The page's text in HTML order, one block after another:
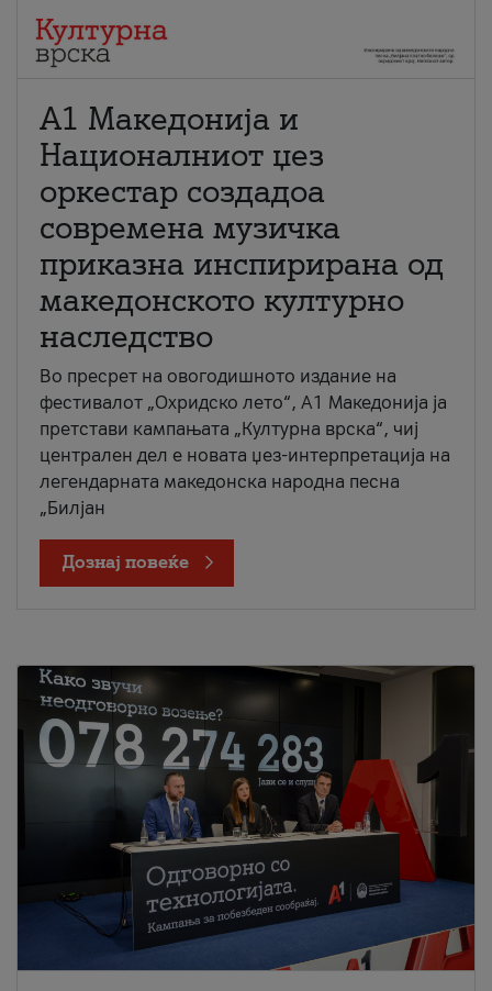
А1 Македонија и
Националниот џез
оркестар создадоа
современа музичка
приказна инспирирана од
македонското културно
наследство
Во пресрет на овогодишното издание на
фестивалот „Охридско лето“, А1 Македонија ја
претстави кампањата „Културна врска“, чиј
централен дел е новата џез-интерпретација на
легендарната македонска народна песна
„Билјан
Дознај повеќе